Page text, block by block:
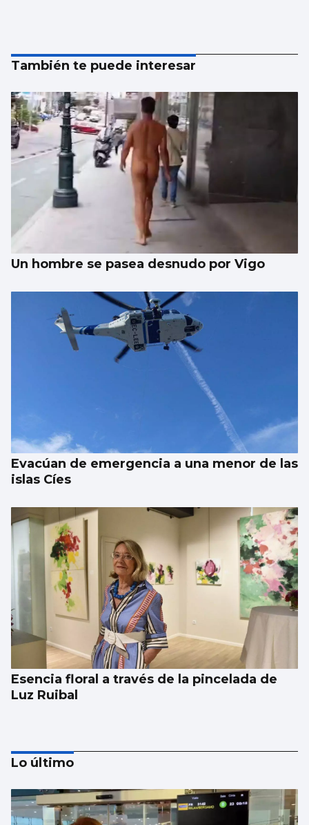
También te puede interesar
Un hombre se pasea desnudo por Vigo
Evacúan de emergencia a una menor de las
islas Cíes
Esencia floral a través de la pincelada de
Luz Ruibal
Lo último